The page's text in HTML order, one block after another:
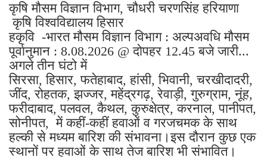
कृषि मौसम विज्ञान विभाग, चौधरी चरणसिंह हरियाणा
कृषि विश्वविद्यालय हिसार
हकृवि -भारत मौसम विज्ञान विभाग : अल्पअवधि मौसम
पूर्वानुमान : 8.08.2026 @ दोपहर 12.45 बजे जारी...
अगले तीन घंटो में
सिरसा, हिसार, फतेहाबाद, हांसी, भिवानी, चरखीदादरी,
जींद, रोहतक, झज्जर, महेंद्रगढ़, रेवाड़ी, गुरुग्राम, नूंह,
फरीदाबाद, पलवल, कैथल, कुरुक्षेत्र, करनाल, पानीपत,
सोनीपत, में कहीं-कहीं हवाओं व गरजचमक के साथ
हल्की से मध्यम बारिश की संभावना।इस दौरान कुछ एक
स्थानों पर हवाओं के साथ तेज बारिश भी संभावित।